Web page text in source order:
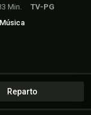
Min.
TV-PG
Música
Reparto